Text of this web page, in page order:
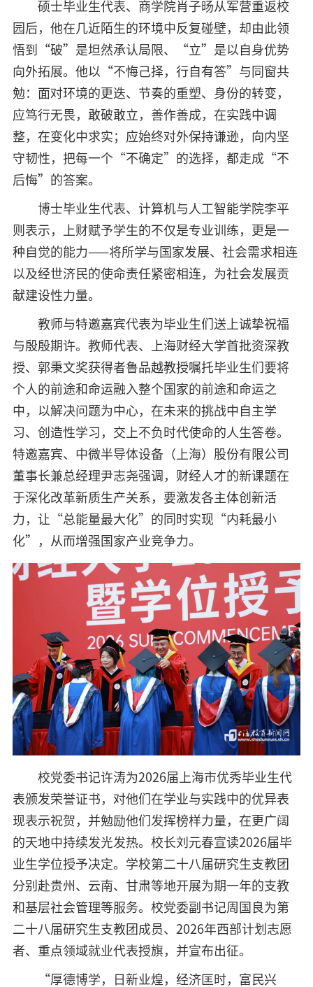
硕士毕业生代表、商学院肖子旸从军营重返校
园后，他在几近陌生的环境中反复碰壁，却由此领
悟到“破”是坦然承认局限、“立”是以自身优势
向外拓展。他以“不悔己择，行自有答”与同窗共
勉：面对环境的更迭、节奏的重塑、身份的转变，
应笃行无畏，敢破敢立，善作善成，在实践中调
整，在变化中求实；应始终对外保持谦逊，向内坚
守韧性，把每一个“不确定”的选择，都走成“不
后悔”的答案。
博士毕业生代表、计算机与人工智能学院李平
则表示，上财赋予学生的不仅是专业训练，更是一
种自觉的能力——将所学与国家发展、社会需求相连
以及经世济民的使命责任紧密相连，为社会发展贡
献建设性力量。
教师与特邀嘉宾代表为毕业生们送上诚挚祝福
与殷殷期许。教师代表、上海财经大学首批资深教
授、郭秉文奖获得者鲁品越教授嘱托毕业生们要将
个人的前途和命运融入整个国家的前途和命运之
中，以解决问题为中心，在未来的挑战中自主学
习、创造性学习，交上不负时代使命的人生答卷。
特邀嘉宾、中微半导体设备（上海）股份有限公司
董事长兼总经理尹志尧强调，财经人才的新课题在
于深化改革新质生产关系，要激发各主体创新活
力，让“总能量最大化”的同时实现“内耗最小
化”，从而增强国家产业竞争力。
校党委书记许涛为2026届上海市优秀毕业生代
表颁发荣誉证书，对他们在学业与实践中的优异表
现表示祝贺，并勉励他们发挥榜样力量，在更广阔
的天地中持续发光发热。校长刘元春宣读2026届毕
业生学位授予决定。学校第二十八届研究生支教团
分别赴贵州、云南、甘肃等地开展为期一年的支教
和基层社会管理等服务。校党委副书记周国良为第
二十八届研究生支教团成员、2026年西部计划志愿
者、重点领域就业代表授旗，并宣布出征。
“厚德博学，日新业煌，经济匡时，富民兴